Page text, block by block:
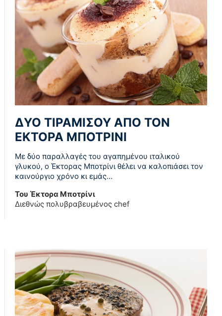
ΔΥΟ ΤΙΡΑΜΙΣΟΥ ΑΠΟ ΤΟΝ
ΕΚΤΟΡΑ ΜΠΟΤΡΙΝΙ
Με δύο παραλλαγές του αγαπημένου ιταλικού
γλυκού, ο Έκτορας Μποτρίνι θέλει να καλοπιάσει τον
καινούργιο χρόνο κι εμάς…
Του Έκτορα Μποτρίνι
Διεθνώς πολυβραβευμένος chef